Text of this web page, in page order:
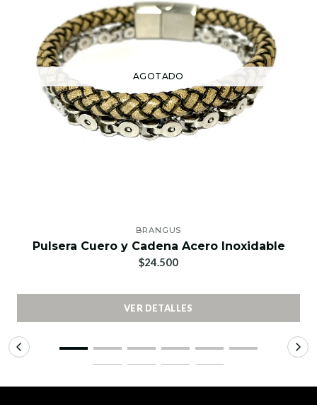
AGOTADO
BRANGUS
Pulsera Cuero y Cadena Acero Inoxidable
$24.500
VER DETALLES